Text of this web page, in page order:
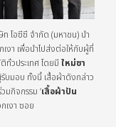
โอซีซี จำกัด (มหาชน) นำ
งา เพื่อนำไปส่งต่อให้กับผู้ที่
วประเทศ โดยมี ใหม่ซา
รับมอบ ทั้งนี้ เสื้อผ้าดังกล่าว
มกิจกรรม ‘เสื้อผ้าปัน
เงา ซอย